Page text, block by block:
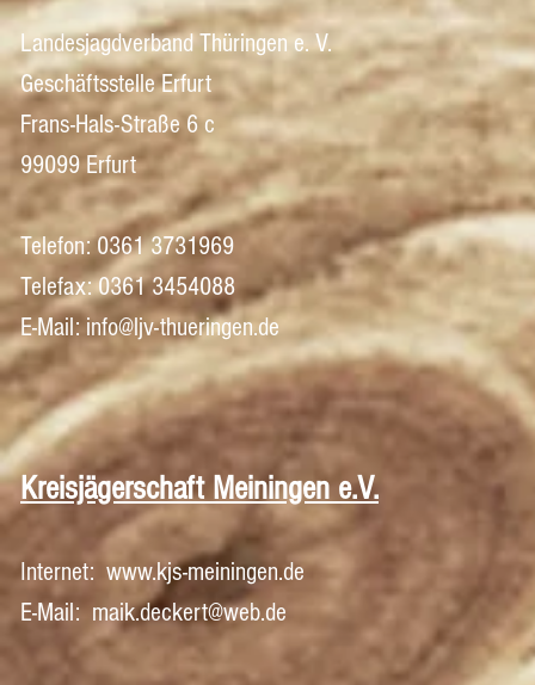
Landesjagdverband Thüringen e. V.
Geschäftsstelle Erfurt
Frans-Hals-Straße 6 c
99099 Erfurt
Telefon: 0361 3731969
Telefax: 0361 3454088
E-Mail: info@ljv-thueringen.de
Kreisjägerschaft Meiningen e.V.
Internet: www.kjs-meiningen.de
E-Mail: maik.deckert@web.de